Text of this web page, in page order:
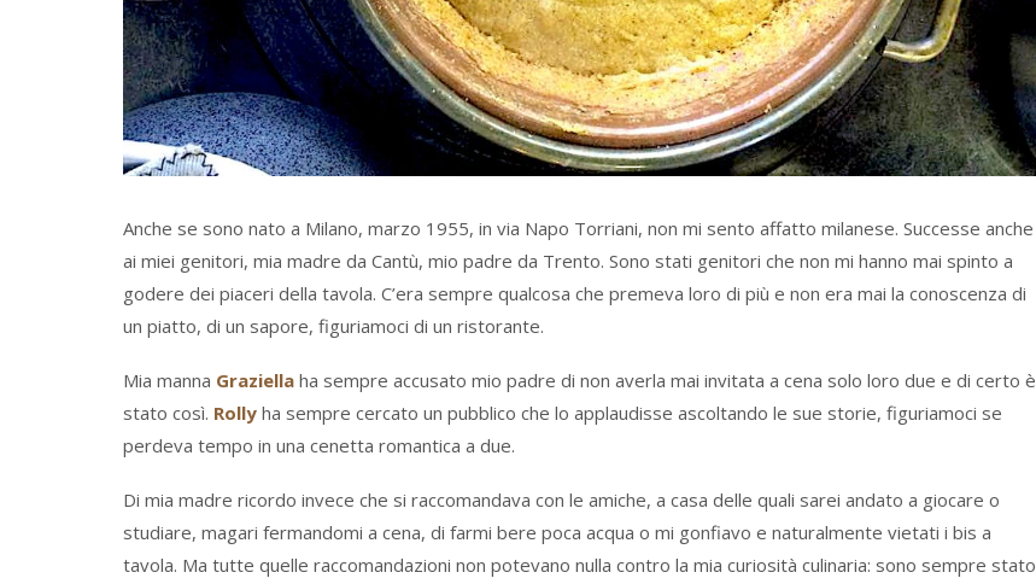
Anche se sono nato a Milano, marzo 1955, in via Napo Torriani, non mi sento affatto milanese. Successe anche
ai miei genitori, mia madre da Cantù, mio padre da Trento. Sono stati genitori che non mi hanno mai spinto a
godere dei piaceri della tavola. C’era sempre qualcosa che premeva loro di più e non era mai la conoscenza di
un piatto, di un sapore, figuriamoci di un ristorante.
Mia manna Graziella ha sempre accusato mio padre di non averla mai invitata a cena solo loro due e di certo è
stato così. Rolly ha sempre cercato un pubblico che lo applaudisse ascoltando le sue storie, figuriamoci se
perdeva tempo in una cenetta romantica a due.
Di mia madre ricordo invece che si raccomandava con le amiche, a casa delle quali sarei andato a giocare o
studiare, magari fermandomi a cena, di farmi bere poca acqua o mi gonfiavo e naturalmente vietati i bis a
tavola. Ma tutte quelle raccomandazioni non potevano nulla contro la mia curiosità culinaria: sono sempre stato